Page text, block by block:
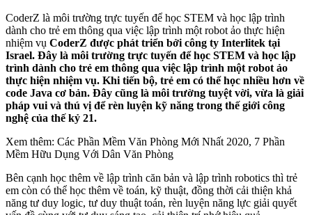
CoderZ là môi trường trực tuyến để học STEM và học lập trình
dành cho trẻ em thông qua việc lập trình một robot ảo thực hiện
nhiệm vụ CoderZ được phát triển bởi công ty Interlitek tại
Israel. Đây là môi trường trực tuyến để học STEM và học lập
trình dành cho trẻ em thông qua việc lập trình một robot ảo
thực hiện nhiệm vụ. Khi tiến bộ, trẻ em có thể học nhiều hơn về
code Java cơ bản. Đây cũng là môi trường tuyệt vời, vừa là giải
pháp vui và thú vị để rèn luyện kỹ năng trong thế giới công
nghệ của thế kỷ 21.
Xem thêm: Các Phần Mềm Văn Phòng Mới Nhất 2020, 7 Phần
Mềm Hữu Dụng Với Dân Văn Phòng
Bên cạnh học thêm về lập trình căn bản và lập trình robotics thì trẻ
em còn có thể học thêm về toán, kỹ thuật, đồng thời cải thiện khả
năng tư duy logic, tư duy thuật toán, rèn luyện năng lực giải quyết